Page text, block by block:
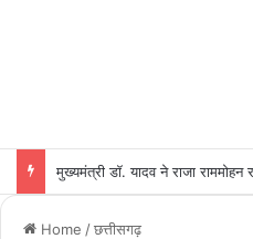
मुख्यमंत्री डॉ. यादव ने राजा राममोहन
Home /छत्तीसगढ़